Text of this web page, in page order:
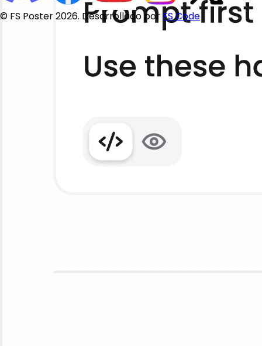
© FS Poster 2026. Desarrollado por FS Code